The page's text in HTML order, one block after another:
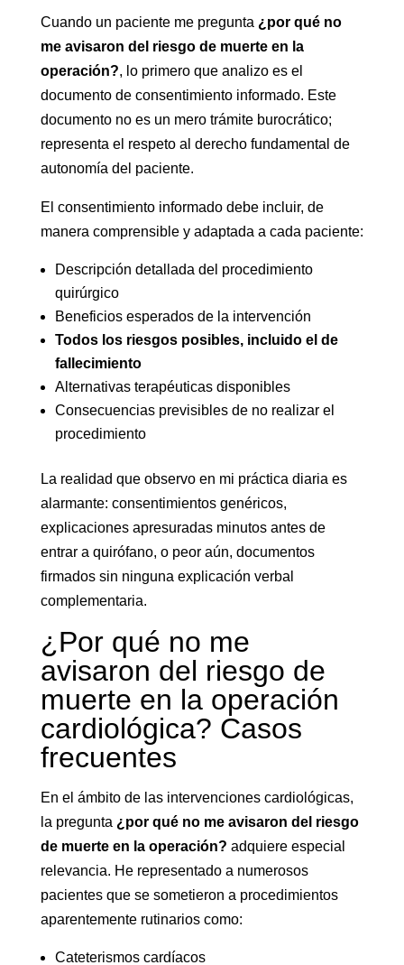
Cuando un paciente me pregunta ¿por qué no
me avisaron del riesgo de muerte en la
operación?, lo primero que analizo es el
documento de consentimiento informado. Este
documento no es un mero trámite burocrático;
representa el respeto al derecho fundamental de
autonomía del paciente.
El consentimiento informado debe incluir, de
manera comprensible y adaptada a cada paciente:
Descripción detallada del procedimiento
quirúrgico
Beneficios esperados de la intervención
Todos los riesgos posibles, incluido el de
fallecimiento
Alternativas terapéuticas disponibles
Consecuencias previsibles de no realizar el
procedimiento
La realidad que observo en mi práctica diaria es
alarmante: consentimientos genéricos,
explicaciones apresuradas minutos antes de
entrar a quirófano, o peor aún, documentos
firmados sin ninguna explicación verbal
complementaria.
¿Por qué no me
avisaron del riesgo de
muerte en la operación
cardiológica? Casos
frecuentes
En el ámbito de las intervenciones cardiológicas,
la pregunta ¿por qué no me avisaron del riesgo
de muerte en la operación? adquiere especial
relevancia. He representado a numerosos
pacientes que se sometieron a procedimientos
aparentemente rutinarios como:
Cateterismos cardíacos